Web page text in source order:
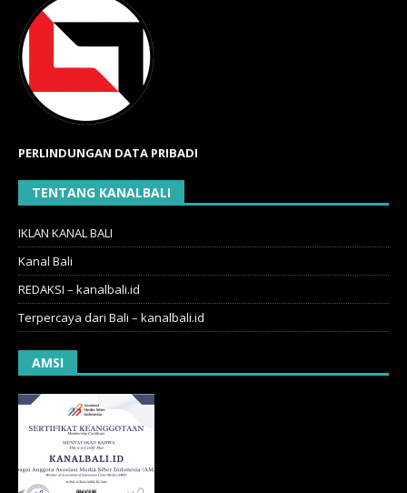
PERLINDUNGAN DATA PRIBADI
TENTANG KANALBALI
IKLAN KANAL BALI
Kanal Bali
REDAKSI – kanalbali.id
Terpercaya dari Bali – kanalbali.id
AMSI